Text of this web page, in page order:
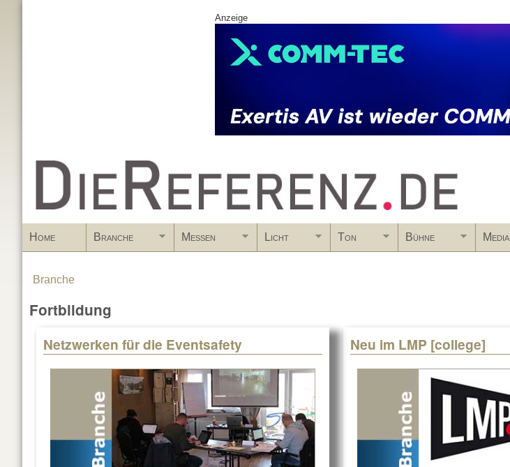
Anzeige
www.DieReferenz.de
Home Branche Messen Licht Ton Bühne Media
You are here
Branche
Fortbildung
Netzwerken für die Eventsafety Neu im LMP [college]
Pages